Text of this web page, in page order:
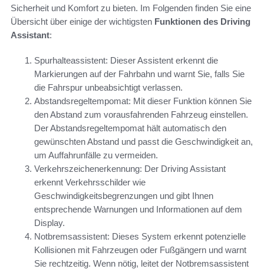
Sicherheit und Komfort zu bieten. Im Folgenden finden Sie eine
Übersicht über einige der wichtigsten Funktionen des Driving
Assistant:
Spurhalteassistent: Dieser Assistent erkennt die
Markierungen auf der Fahrbahn und warnt Sie, falls Sie
die Fahrspur unbeabsichtigt verlassen.
Abstandsregeltempomat: Mit dieser Funktion können Sie
den Abstand zum vorausfahrenden Fahrzeug einstellen.
Der Abstandsregeltempomat hält automatisch den
gewünschten Abstand und passt die Geschwindigkeit an,
um Auffahrunfälle zu vermeiden.
Verkehrszeichenerkennung: Der Driving Assistant
erkennt Verkehrsschilder wie
Geschwindigkeitsbegrenzungen und gibt Ihnen
entsprechende Warnungen und Informationen auf dem
Display.
Notbremsassistent: Dieses System erkennt potenzielle
Kollisionen mit Fahrzeugen oder Fußgängern und warnt
Sie rechtzeitig. Wenn nötig, leitet der Notbremsassistent